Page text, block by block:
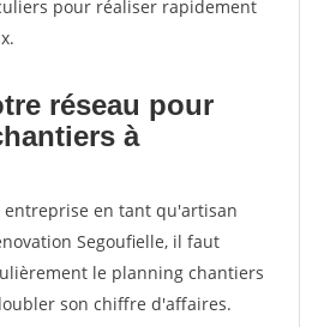
pour réaliser rapidement
réseau pour
à
en tant qu'artisan
Segoufielle, il faut
le planning chantiers
son chiffre d'affaires.